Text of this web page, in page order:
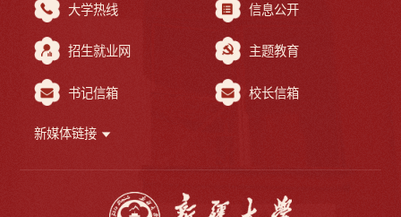
大学热线 信息公开
招生就业网 主题教育
书记信箱 校长信箱
新媒体链接